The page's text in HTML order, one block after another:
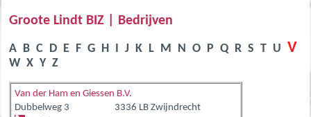
Groote Lindt BIZ | Bedrijven
A B C D E F G H I J K L M N O P Q R S T U V
W X Y Z
Van der Ham en Giessen B.V.
Dubbelweg 3
3336 LB Zwijndrecht